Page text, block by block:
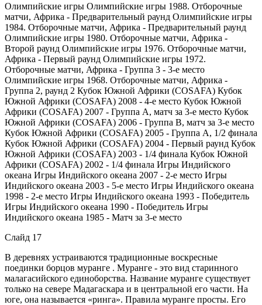
Олимпийские игры Олимпийские игры 1988. Отборочные
матчи, Африка - Предварительный раунд Олимпийские игры
1984. Отборочные матчи, Африка - Предварительный раунд
Олимпийские игры 1980. Отборочные матчи, Африка -
Второй раунд Олимпийские игры 1976. Отборочные матчи,
Африка - Первый раунд Олимпийские игры 1972.
Отборочные матчи, Африка - Группа 3 - 3-е место
Олимпийские игры 1968. Отборочные матчи, Африка -
Группа 2, раунд 2 Кубок Южной Африки (COSAFA) Кубок
Южной Африки (COSAFA) 2008 - 4-е место Кубок Южной
Африки (COSAFA) 2007 - Группа A, матч за 3-е место Кубок
Южной Африки (COSAFA) 2006 - Группа B, матч за 3-е место
Кубок Южной Африки (COSAFA) 2005 - Группа A, 1/2 финала
Кубок Южной Африки (COSAFA) 2004 - Первый раунд Кубок
Южной Африки (COSAFA) 2003 - 1/4 финала Кубок Южной
Африки (COSAFA) 2002 - 1/4 финала Игры Индийского
океана Игры Индийского океана 2007 - 2-е место Игры
Индийского океана 2003 - 5-е место Игры Индийского океана
1998 - 2-е место Игры Индийского океана 1993 - Победитель
Игры Индийского океана 1990 - Победитель Игры
Индийского океана 1985 - Матч за 3-е место
Слайд 17
В деревнях устраиваются традиционные воскресные
поединки борцов муранге . Муранге - это вид старинного
малагасийского единоборства. Название муранге существует
только на севере Мадагаскара и в центральной его части. На
юге, она называется «ринга». Правила муранге просты. Его